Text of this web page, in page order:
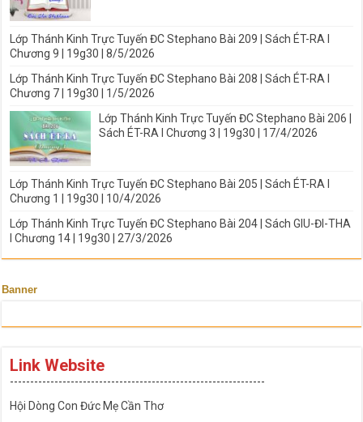
Lớp Thánh Kinh Trực Tuyến ĐC Stephano Bài 209 | Sách ÉT-RA I
Chương 9 | 19g30 | 8/5/2026
Lớp Thánh Kinh Trực Tuyến ĐC Stephano Bài 208 | Sách ÉT-RA I
Chương 7 | 19g30 | 1/5/2026
Lớp Thánh Kinh Trực Tuyến ĐC Stephano Bài 206 |
Sách ÉT-RA I Chương 3 | 19g30 | 17/4/2026
Lớp Thánh Kinh Trực Tuyến ĐC Stephano Bài 205 | Sách ÉT-RA I
Chương 1 | 19g30 | 10/4/2026
Lớp Thánh Kinh Trực Tuyến ĐC Stephano Bài 204 | Sách GIU-ĐI-THA
I Chương 14 | 19g30 | 27/3/2026
Banner
Link Website
---------------------------------------------------------------
Hội Dòng Con Đức Mẹ Cần Thơ